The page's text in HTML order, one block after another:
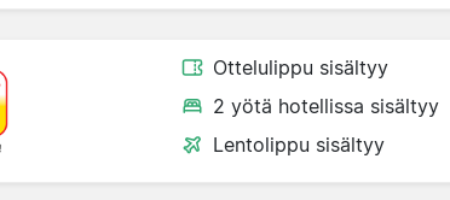
Ottelulippu sisältyy
2 yötä hotellissa sisältyy
Lentolippu sisältyy